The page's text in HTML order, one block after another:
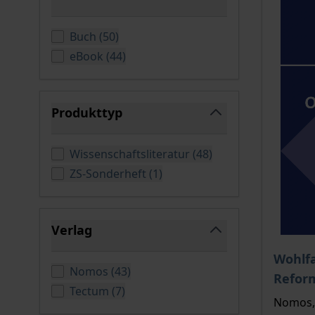
Buch (50verfügbare Produkte
)
eBook (44verfügbare Produkte
)
Produkttyp
Wissenschaftsliteratur (48verfügbare Produkte
)
ZS-Sonderheft (1verfügbare Produkte
)
Verlag
Nomos (43verfügbare Produkte
)
Tectum (7verfügbare Produkte
)
Der